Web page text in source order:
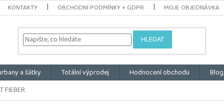
KONTAKTY OBCHODNÍ PODMÍNKY + GDPR MOJE OBJEDNÁVKA
HLEDAT
a šátky Totální výprodej Hodnocení obchodu Blog
FIEBER